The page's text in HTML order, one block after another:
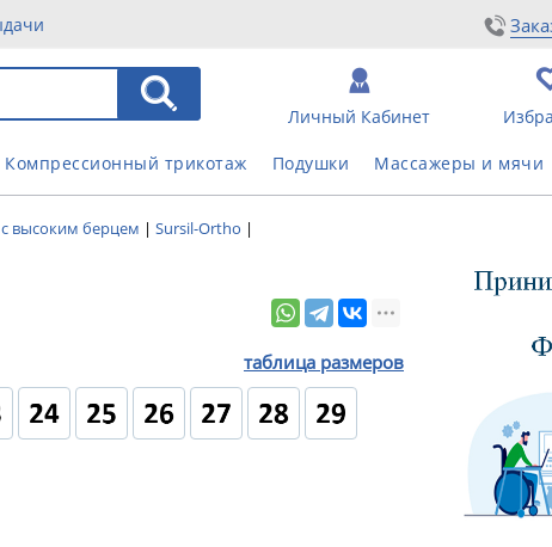
Личный Кабинет
Компрессионный трикотаж Подушки Массажеры и мячи
высоким берцем | Sursil-Ortho |
таблица размеров